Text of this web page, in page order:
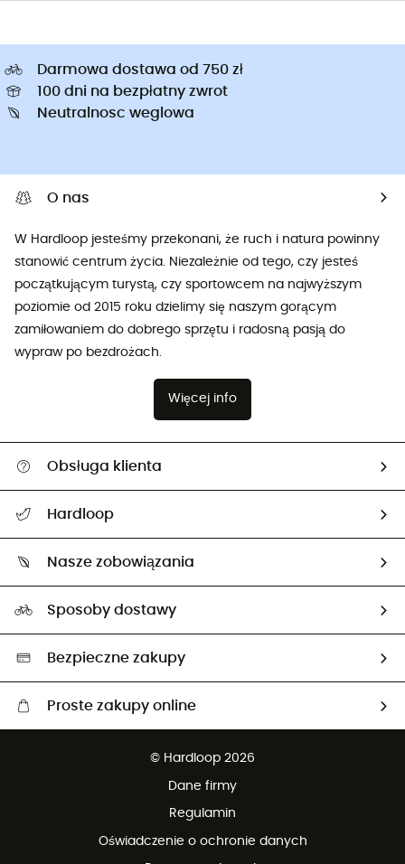
Darmowa dostawa od 750 zł
100 dni na bezpłatny zwrot
Neutralnosc weglowa
O nas
W Hardloop jesteśmy przekonani, że ruch i natura powinny
stanowić centrum życia. Niezależnie od tego, czy jesteś
początkującym turystą, czy sportowcem na najwyższym
poziomie od 2015 roku dzielimy się naszym gorącym
zamiłowaniem do dobrego sprzętu i radosną pasją do
wypraw po bezdrożach.
Więcej info
Obsługa klienta
Śledzenie przesyłki
Zwrot artykułów i zwrot środków
Hardloop
Ambasadorzy
Nasze zobowiązania
Neutralność węglowa
Wybrane produkty eko
Sposoby dostawy
Bezpieczne zakupy
Proste zakupy online
100 dni na bezpłatny zwrot
© Hardloop 2026
Dane firmy
Regulamin
Oświadczenie o ochronie danych